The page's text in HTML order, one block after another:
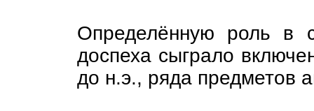
Определённую роль в
доспеха сыграло
до н.э., ряда предметов